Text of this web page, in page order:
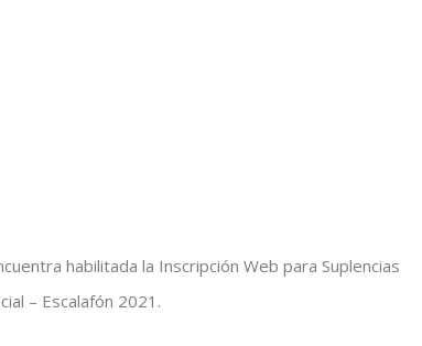
habilitada la Inscripción Web para Suplencias
– Escalafón 2021.